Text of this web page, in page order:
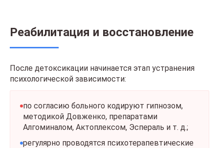
Реабилитация и восстановление
После детоксикации начинается этап устранения
психологической зависимости:
по согласию больного кодируют гипнозом,
методикой Довженко, препаратами
Алгоминалом, Актоплексом, Эспераль и т. д.;
регулярно проводятся психотерапевтические